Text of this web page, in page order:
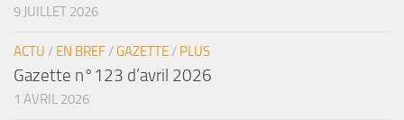
9 JUILLET 2026
ACTU / EN BREF/GAZETTE/ PLUS
Gazette n°123 d’avril 2026
1 AVRIL 2026